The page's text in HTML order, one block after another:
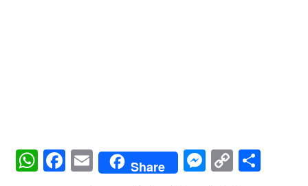
WhatsApp
Facebook
EmailShare
Copy